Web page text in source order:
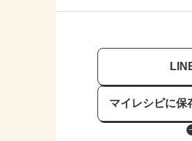
マイレシピに保
保存済み